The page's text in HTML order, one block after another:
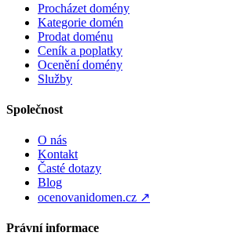
Procházet domény
Kategorie domén
Prodat doménu
Ceník a poplatky
Ocenění domény
Služby
Společnost
O nás
Kontakt
Časté dotazy
Blog
ocenovanidomen.cz ↗
Právní informace